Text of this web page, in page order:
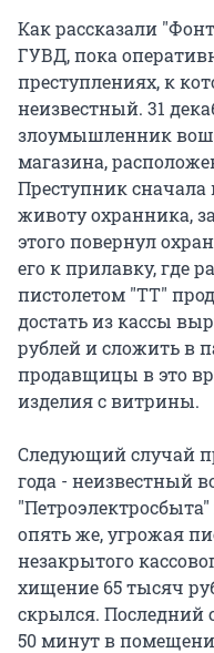
Как рассказали
ГУВД, пока
преступлениях, к
неизвестный. 31
злоумышленник
магазина,
Преступник сначала
животу охранника,
этого повернул
его к прилавку, где
пистолетом "ТТ"
достать из кассы
рублей и сложить в
продавщицы в это
изделия с витрины.
Следующий случай
года - неизвестный
"Петроэлектросбыта"
опять же, угрожая
незакрытого
хищение 65 тысяч
скрылся. Последний
50 минут в